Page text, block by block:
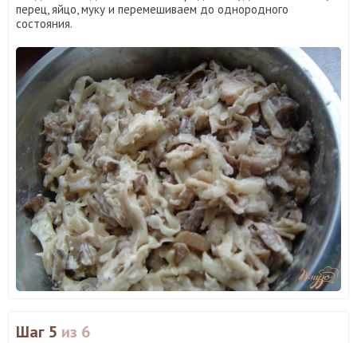
перец, яйцо, муку и перемешиваем до однородного
состояния.
Шаг 5 из 6